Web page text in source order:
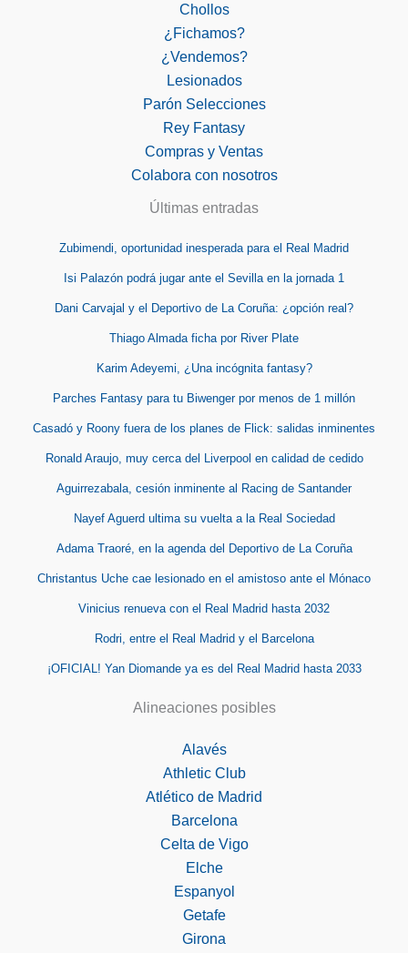
Chollos
¿Fichamos?
¿Vendemos?
Lesionados
Parón Selecciones
Rey Fantasy
Compras y Ventas
Colabora con nosotros
Últimas entradas
Zubimendi, oportunidad inesperada para el Real Madrid
Isi Palazón podrá jugar ante el Sevilla en la jornada 1
Dani Carvajal y el Deportivo de La Coruña: ¿opción real?
Thiago Almada ficha por River Plate
Karim Adeyemi, ¿Una incógnita fantasy?
Parches Fantasy para tu Biwenger por menos de 1 millón
Casadó y Roony fuera de los planes de Flick: salidas inminentes
Ronald Araujo, muy cerca del Liverpool en calidad de cedido
Aguirrezabala, cesión inminente al Racing de Santander
Nayef Aguerd ultima su vuelta a la Real Sociedad
Adama Traoré, en la agenda del Deportivo de La Coruña
Christantus Uche cae lesionado en el amistoso ante el Mónaco
Vinicius renueva con el Real Madrid hasta 2032
Rodri, entre el Real Madrid y el Barcelona
¡OFICIAL! Yan Diomande ya es del Real Madrid hasta 2033
Alineaciones posibles
Alavés
Athletic Club
Atlético de Madrid
Barcelona
Celta de Vigo
Elche
Espanyol
Getafe
Girona